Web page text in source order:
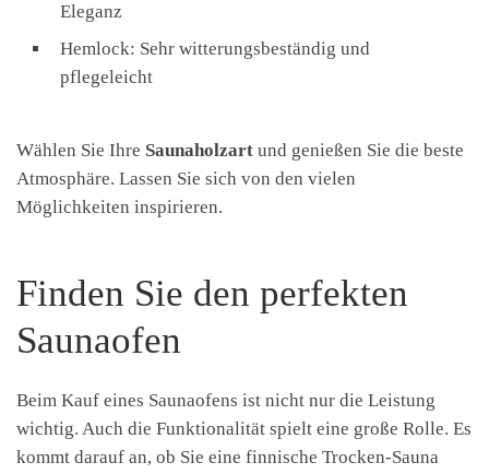
Eleganz
Hemlock: Sehr witterungsbeständig und
pflegeleicht
Wählen Sie Ihre Saunaholzart und genießen Sie die beste
Atmosphäre. Lassen Sie sich von den vielen
Möglichkeiten inspirieren.
Finden Sie den perfekten
Saunaofen
Beim Kauf eines Saunaofens ist nicht nur die Leistung
wichtig. Auch die Funktionalität spielt eine große Rolle. Es
kommt darauf an, ob Sie eine finnische Trocken-Sauna